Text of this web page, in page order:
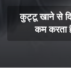
कुट्टू खाने से
कम करता